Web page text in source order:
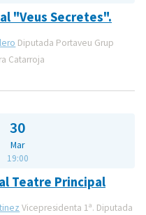
"Veus Secretes".
Diputada Portaveu Grup
Catarroja
30
Mar
19:00
Teatre Principal
Vicepresidenta 1ª. Diputada